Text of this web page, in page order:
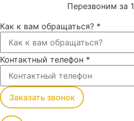
Перезвоним за
Как к вам обращаться? *
Контактный телефон *
Заказать звонок